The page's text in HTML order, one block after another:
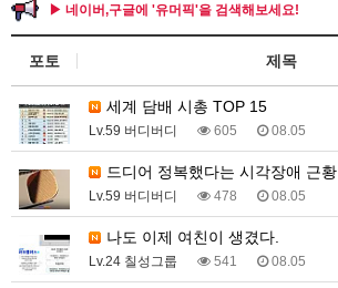
▶ 네이버,구글에 '유머픽'을 검색해보세요!
포토 제목
세계 담배 시총 TOP 15
Lv.59 버디버디 605 08.05
드디어 정복했다는 시각장애 근황
Lv.59 버디버디 478 08.05
나도 이제 여친이 생겼다.
Lv.24 칠성그룹 541 08.05